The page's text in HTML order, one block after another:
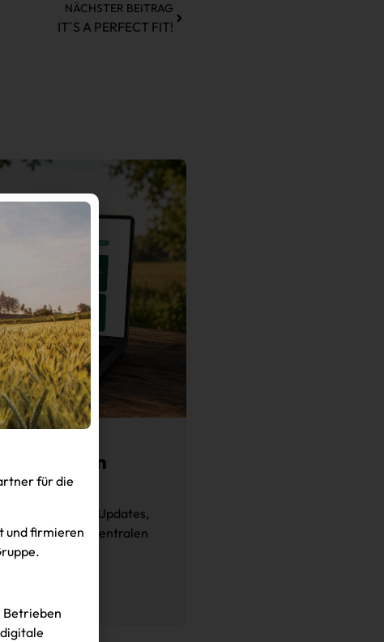
NÄCHSTER BEITRAG
IT´S A PERFECT FIT!
jetzt an
findest Du alle Updates,
an einem zentralen
Dich
für die
und firmieren
Betrieben